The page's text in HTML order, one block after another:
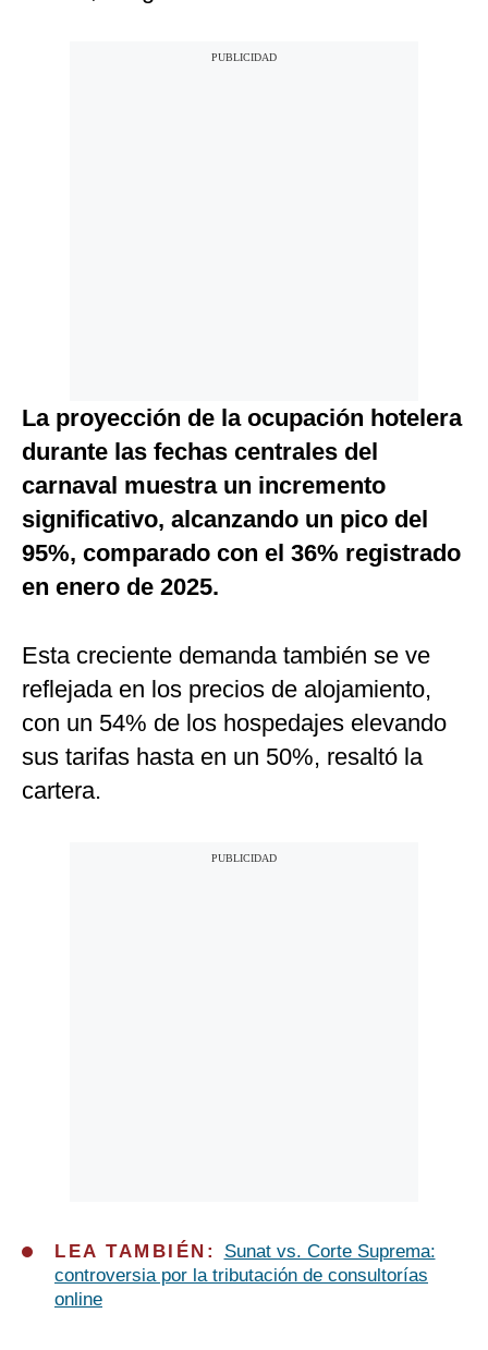
La proyección de la ocupación hotelera
durante las fechas centrales del
carnaval muestra un incremento
significativo, alcanzando un pico del
95%, comparado con el 36% registrado
en enero de 2025.
Esta creciente demanda también se ve
reflejada en los precios de alojamiento,
con un 54% de los hospedajes elevando
sus tarifas hasta en un 50%, resaltó la
cartera.
LEA TAMBIÉN: Sunat vs. Corte Suprema:
controversia por la tributación de consultorías
online